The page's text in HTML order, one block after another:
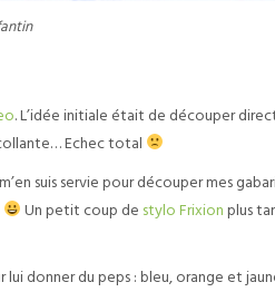
. L’idée initiale était de découper
Echec total
suis servie pour découper mes
Un petit coup de stylo Frixionplus
donner du peps : bleu, orange et